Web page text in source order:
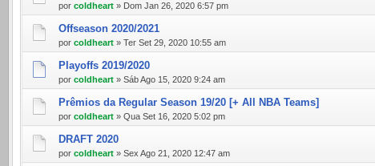
por coldheart » Dom Jan 26, 2020 6:57 pm
Offseason 2020/2021
por coldheart » Ter Set 29, 2020 10:55 am
Playoffs 2019/2020
por coldheart » Sáb Ago 15, 2020 9:24 am
Prêmios da Regular Season 19/20 [+ All NBA Teams]
por coldheart » Qua Set 16, 2020 5:02 pm
DRAFT 2020
por coldheart » Sex Ago 21, 2020 12:47 am